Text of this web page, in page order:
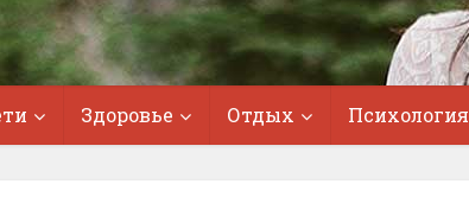
Здоровье Отдых Психология